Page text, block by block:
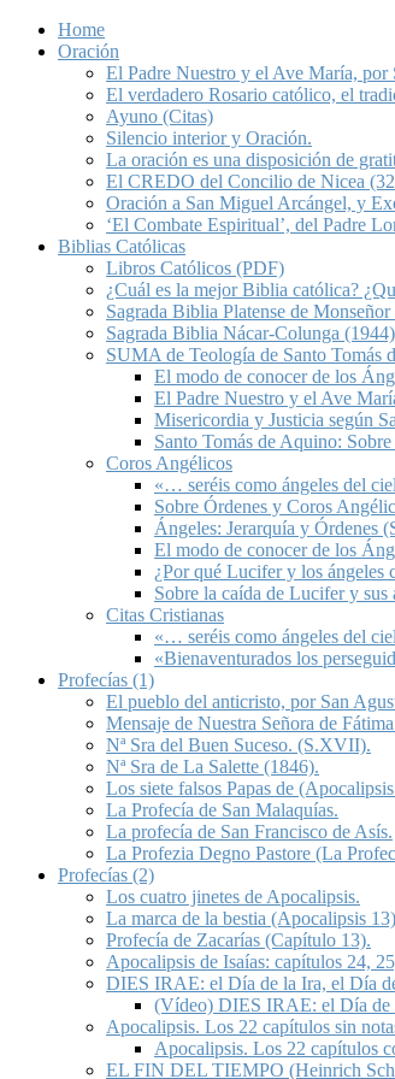
Home
Oración
El Padre Nuestro y el Ave María, por
El verdadero Rosario católico, el
Ayuno (Citas)
Silencio interior y Oración.
La oración es una disposición de
El CREDO del Concilio de Nicea
Oración a San Miguel Arcángel, y
‘El Combate Espiritual’, del Padre
Biblias Católicas
Libros Católicos (PDF)
¿Cuál es la mejor Biblia católica?
Sagrada Biblia Platense de
Sagrada Biblia Nácar-Colunga
SUMA de Teología de Santo Tomás
El modo de conocer de los
El Padre Nuestro y el Ave
Misericordia y Justicia según
Santo Tomás de Aquino:
Coros Angélicos
«… seréis como ángeles del
Sobre Órdenes y Coros
Ángeles: Jerarquía y Órdenes
El modo de conocer de los
¿Por qué Lucifer y los ángeles
Sobre la caída de Lucifer y sus
Citas Cristianas
«… seréis como ángeles del
«Bienaventurados los
Profecías (1)
El pueblo del anticristo, por San
Mensaje de Nuestra Señora de
Nª Sra del Buen Suceso. (S.XVII).
Nª Sra de La Salette (1846).
Los siete falsos Papas de
La Profecía de San Malaquías.
La profecía de San Francisco de Asís.
La Profezia Degno Pastore (La
Profecías (2)
Los cuatro jinetes de Apocalipsis.
La marca de la bestia (Apocalipsis
Profecía de Zacarías (Capítulo 13).
Apocalipsis de Isaías: capítulos 24,
DIES IRAE: el Día de la Ira, el Día
(Vídeo) DIES IRAE: el Día de
Apocalipsis. Los 22 capítulos sin
Apocalipsis. Los 22 capítulos
EL FIN DEL TIEMPO (Heinrich